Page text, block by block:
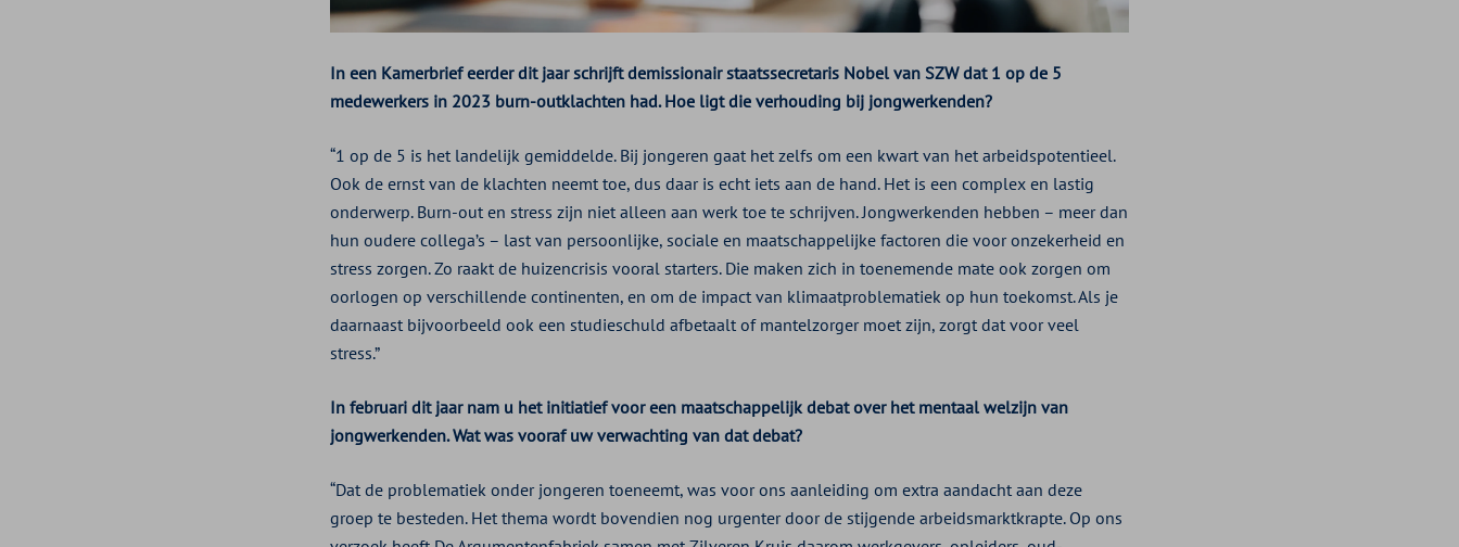
In een Kamerbrief eerder dit jaar schrijft demissionair staatssecretaris Nobel van SZW dat 1 op de 5
medewerkers in 2023 burn-outklachten had. Hoe ligt die verhouding bij jongwerkenden?
“1 op de 5 is het landelijk gemiddelde. Bij jongeren gaat het zelfs om een kwart van het arbeidspotentieel.
Ook de ernst van de klachten neemt toe, dus daar is echt iets aan de hand. Het is een complex en lastig
onderwerp. Burn-out en stress zijn niet alleen aan werk toe te schrijven. Jongwerkenden hebben – meer dan
hun oudere collega’s – last van persoonlijke, sociale en maatschappelijke factoren die voor onzekerheid en
stress zorgen. Zo raakt de huizencrisis vooral starters. Die maken zich in toenemende mate ook zorgen om
oorlogen op verschillende continenten, en om de impact van klimaatproblematiek op hun toekomst. Als je
daarnaast bijvoorbeeld ook een studieschuld afbetaalt of mantelzorger moet zijn, zorgt dat voor veel
stress.”
In februari dit jaar nam u het initiatief voor een maatschappelijk debat over het mentaal welzijn van
jongwerkenden. Wat was vooraf uw verwachting van dat debat?
“Dat de problematiek onder jongeren toeneemt, was voor ons aanleiding om extra aandacht aan deze
groep te besteden. Het thema wordt bovendien nog urgenter door de stijgende arbeidsmarktkrapte. Op ons